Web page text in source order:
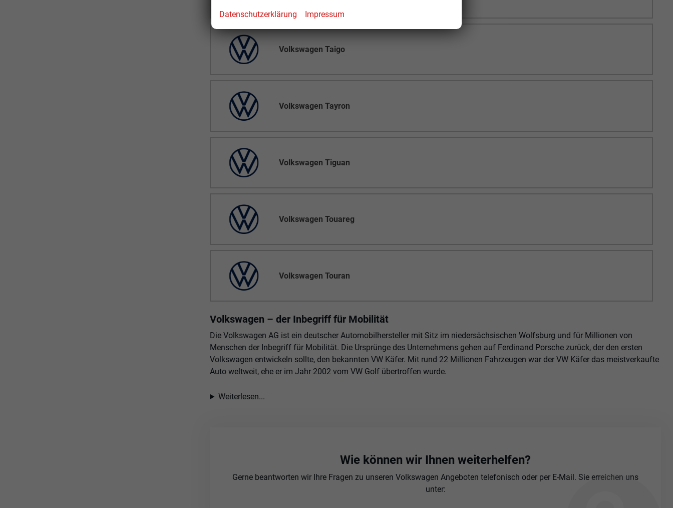
Volkswagen Taigo
Volkswagen Tayron
Volkswagen Tiguan
Volkswagen Touareg
Volkswagen Touran
Volkswagen – der Inbegriff für Mobilität
Die Volkswagen AG ist ein deutscher Automobilhersteller mit Sitz im niedersächsischen Wolfsburg und für Millionen von
Menschen der Inbegriff für Mobilität. Die Ursprünge des Unternehmens gehen auf Ferdinand Porsche zurück, der den ersten
Volkswagen entwickeln sollte, den bekannten VW Käfer. Mit rund 22 Millionen Fahrzeugen war der VW Käfer das meistverkaufte
Auto weltweit, ehe er im Jahr 2002 vom VW Golf übertroffen wurde.
Weiterlesen...
Wie können wir Ihnen weiterhelfen?
Gerne beantworten wir Ihre Fragen zu unseren Volkswagen Angeboten telefonisch oder per E-Mail. Sie erreichen uns
unter:
Datenschutzerklärung Impressum